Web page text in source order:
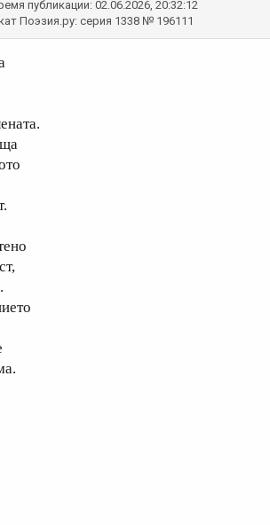
публикации: 02.06.2026, 20:32:12
Поэзия.ру: серия 1338 № 196111